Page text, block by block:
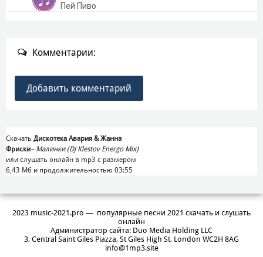
Пей Пиво
Комментарии:
Добавить комментарий
Скачать Дискотека Авария & Жанна
Фриски– Малинки (DJ Klestov Energo Mix)
или слушать онлайн в mp3 с размером
6,43 Mб и продолжительностью 03:55
2023 music-2021.pro — популярные песни 2021 скачать и слушать
онлайн
Администратор сайта: Duo Media Holding LLC
3, Central Saint Giles Piazza, St Giles High St, London WC2H 8AG
info@1mp3.site